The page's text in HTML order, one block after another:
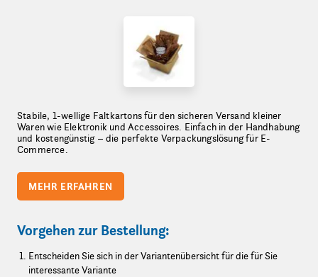
Stabile, 1-wellige Faltkartons für den sicheren Versand kleiner
Waren wie Elektronik und Accessoires. Einfach in der Handhabung
und kostengünstig – die perfekte Verpackungslösung für E-
Commerce.
MEHR ERFAHREN
Vorgehen zur Bestellung:
Entscheiden Sie sich in der Variantenübersicht für die für Sie
interessante Variante